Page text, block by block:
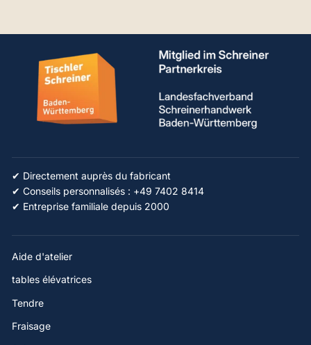
✔ Directement auprès du fabricant
✔ Conseils personnalisés : +49 7402 8414
✔ Entreprise familiale depuis 2000
Aide d'atelier
tables élévatrices
Tendre
Fraisage